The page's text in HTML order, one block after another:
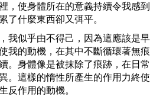
，使身體所在的意義持續令我感到
了什麼東西卻又弭平。
我似乎由不得己，因為這應該是早
我的動機，在其中不斷循環著無痕
。身體像是被抹除了痕跡，在日常
。這樣的惰性所產生的作用力終使
反作用的動機。